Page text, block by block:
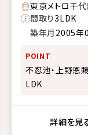
東京メトロ千
間取り3LDK
築年月 2005年
POINT
不忍池・上野恩
LDK
詳細を見